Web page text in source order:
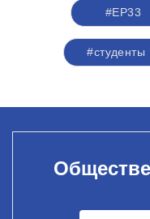
#ЕР33
#студенты